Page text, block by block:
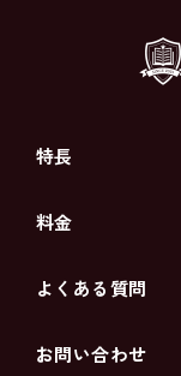
特長
料金
よくある質問
お問い合わせ